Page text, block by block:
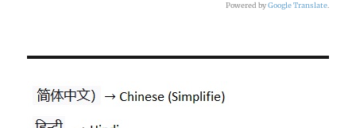
Powered byGoogle Translate.